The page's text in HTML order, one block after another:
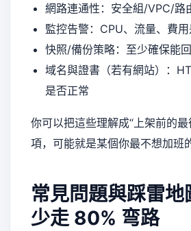
網路連通性：安全組/VPC/路
監控告警：CPU、流量、費
快照/備份策略：至少確保能
域名與證書（若有網站）：
是否正常
你可以把這些理解成“上架前的
項，可能就是某個你最不想加班
常見問題與踩雷地
少走 80% 弯路